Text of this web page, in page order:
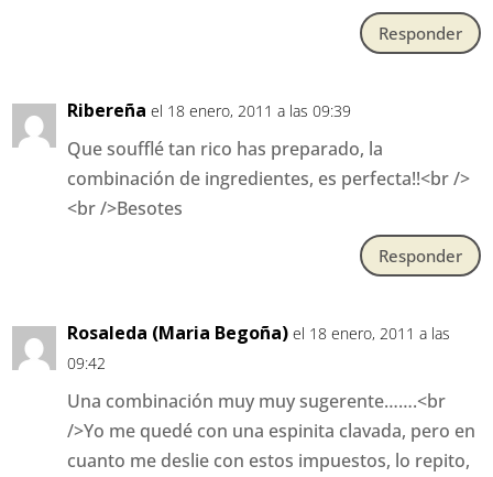
Responder
Ribereña el 18 enero, 2011 a las 09:39
Que soufflé tan rico has preparado, la
combinación de ingredientes, es perfecta!!<br />
<br />Besotes
Responder
Rosaleda (Maria Begoña) el 18 enero, 2011 a las
09:42
Una combinación muy muy sugerente…….<br
/>Yo me quedé con una espinita clavada, pero en
cuanto me deslie con estos impuestos, lo repito,